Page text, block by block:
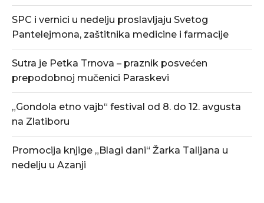
SPC i vernici u nedelju proslavljaju Svetog
Pantelejmona, zaštitnika medicine i farmacije
Sutra je Petka Trnova – praznik posvećen
prepodobnoj mučenici Paraskevi
„Gondola etno vajb“ festival od 8. do 12. avgusta
na Zlatiboru
Promocija knjige „Blagi dani“ Žarka Talijana u
nedelju u Azanji